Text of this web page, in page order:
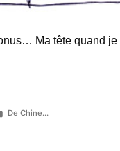
Ma tête quand
Publié
De Chine...